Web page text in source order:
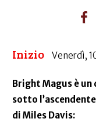
Inizio Venerdì,
Bright Magus è
sotto
di Miles Davis: